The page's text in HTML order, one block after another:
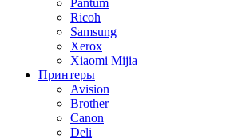
Pantum
Ricoh
Samsung
Xerox
Xiaomi Mijia
Принтеры
Avision
Brother
Canon
Deli